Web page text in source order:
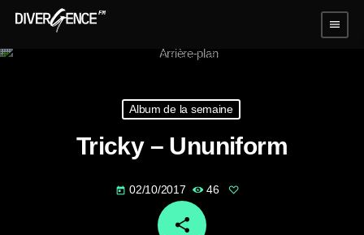
menu
Album de la semaine
Tricky – Ununiform
today 02/10/2017 46
share
email